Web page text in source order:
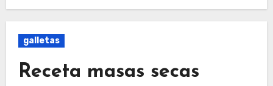
galletas
Receta masas secas